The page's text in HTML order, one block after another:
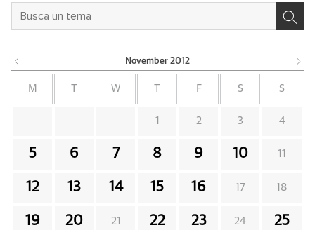
November 2012
M W F S S
1 2 3 4
5 6 7 8 9 10 11
12 13 14 15 16 17 18
19 20 21 22 23 24 25